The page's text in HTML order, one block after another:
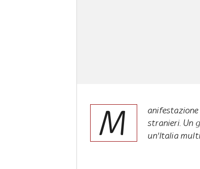
M
stranieri. Un
un'Italia